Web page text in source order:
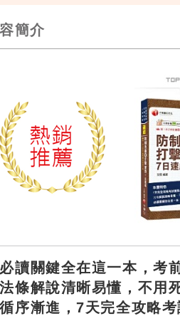
簡介
讀關鍵全在這一本，考
條解說清晰易懂，不用
序漸進，7天完全攻略考